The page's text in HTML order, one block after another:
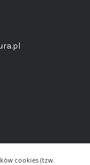
cookies (tzw.